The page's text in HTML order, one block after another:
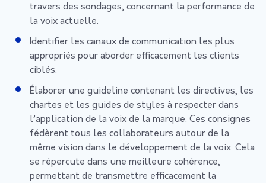
travers des sondages, concernant la performance de
la voix actuelle.
Identifier les canaux de communication les plus
appropriés pour aborder efficacement les clients
ciblés.
Élaborer une guideline contenant les directives, les
chartes et les guides de styles à respecter dans
l’application de la voix de la marque. Ces consignes
fédèrent tous les collaborateurs autour de la
même vision dans le développement de la voix. Cela
se répercute dans une meilleure cohérence,
permettant de transmettre efficacement la